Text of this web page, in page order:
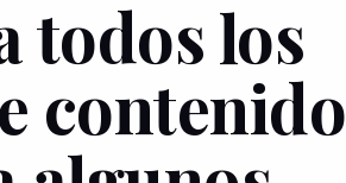
todos los
contenido